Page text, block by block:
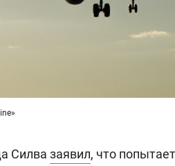
Силва заявил, что